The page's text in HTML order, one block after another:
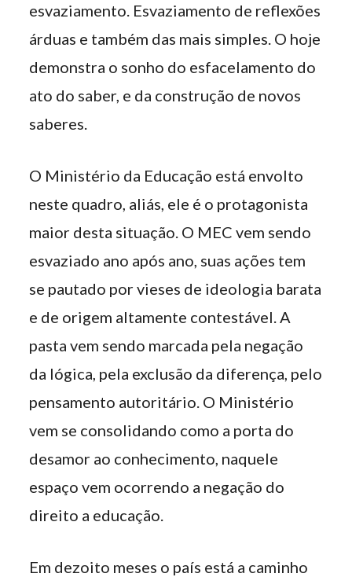
esvaziamento. Esvaziamento de reflexões
árduas e também das mais simples. O hoje
demonstra o sonho do esfacelamento do
ato do saber, e da construção de novos
saberes.
O Ministério da Educação está envolto
neste quadro, aliás, ele é o protagonista
maior desta situação. O MEC vem sendo
esvaziado ano após ano, suas ações tem
se pautado por vieses de ideologia barata
e de origem altamente contestável. A
pasta vem sendo marcada pela negação
da lógica, pela exclusão da diferença, pelo
pensamento autoritário. O Ministério
vem se consolidando como a porta do
desamor ao conhecimento, naquele
espaço vem ocorrendo a negação do
direito a educação.
Em dezoito meses o país está a caminho